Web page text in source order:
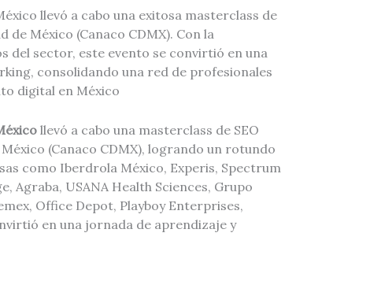
llevó a cabo una exitosa masterclass de
de México (Canaco CDMX). Con la
del sector, este evento se convirtió en una
consolidando una red de profesionales
digital en México
llevó a cabo una masterclass de SEO
(Canaco CDMX), logrando un rotundo
como Iberdrola México, Experis, Spectrum
Agraba, USANA Health Sciences, Grupo
Office Depot, Playboy Enterprises,
en una jornada de aprendizaje y